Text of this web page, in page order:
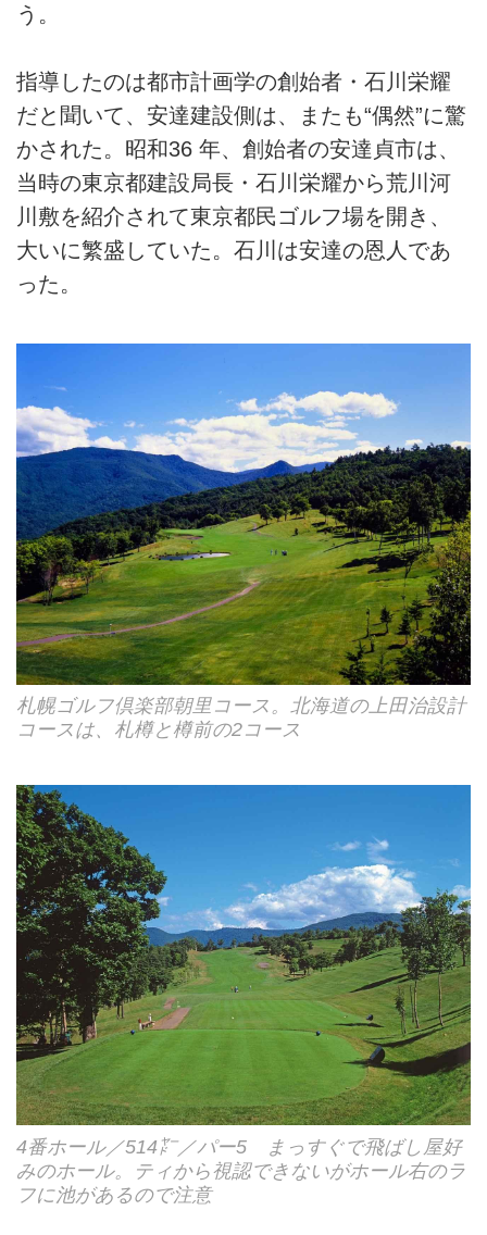
う。
指導したのは都市計画学の創始者・石川栄耀
だと聞いて、安達建設側は、またも“偶然”に驚
かされた。昭和36 年、創始者の安達貞市は、
当時の東京都建設局長・石川栄耀から荒川河
川敷を紹介されて東京都民ゴルフ場を開き、
大いに繁盛していた。石川は安達の恩人であ
った。
札幌ゴルフ倶楽部朝里コース。北海道の上田治設計
コースは、札樽と樽前の2コース
4番ホール／514㍎／パー5 まっすぐで飛ばし屋好
みのホール。ティから視認できないがホール右のラ
フに池があるので注意